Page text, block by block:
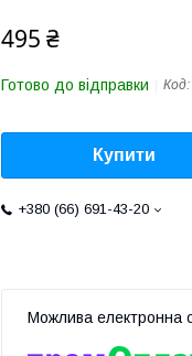
495 ₴
Готово до відправки Код:
Купити
+380 (66) 691-43-20